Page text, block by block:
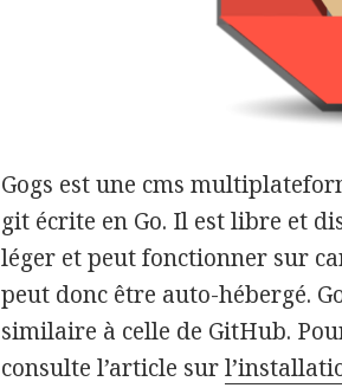
Gogs est une cms
git écrite en Go. Il est libre et
léger et peut fonctionner sur
peut donc être auto-hébergé.
similaire à celle de GitHub.
consulte l’article sur